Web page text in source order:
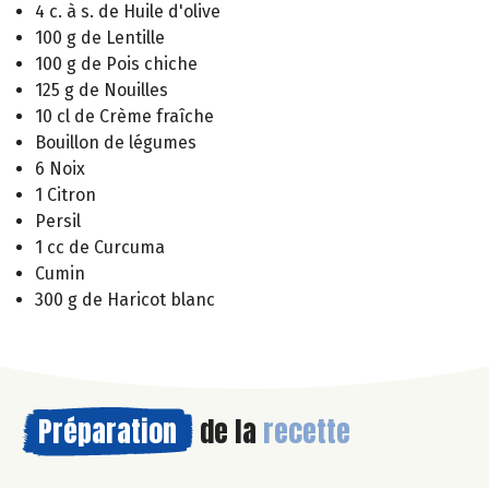
4 c. à s. de Huile d'olive
100 g de Lentille
100 g de Pois chiche
125 g de Nouilles
10 cl de Crème fraîche
Bouillon de légumes
6 Noix
1 Citron
Persil
1 cc de Curcuma
Cumin
300 g de Haricot blanc
Préparation de la recette